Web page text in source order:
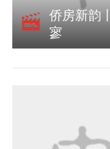
侨房新韵
寥